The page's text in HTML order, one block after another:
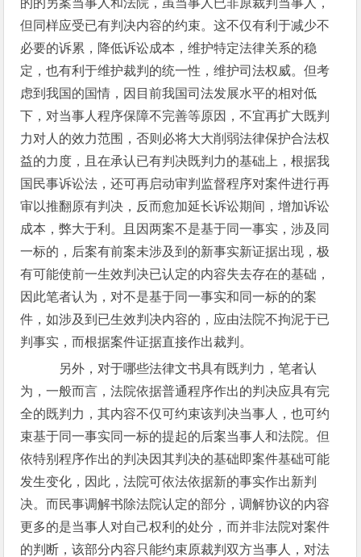
的的另案当事人和法院，虽当事人已非原裁判当事人，
但同样应受已有判决内容的约束。这不仅有利于减少不
必要的诉累，降低诉讼成本，维护特定法律关系的稳
定，也有利于维护裁判的统一性，维护司法权威。但考
虑到我国的国情，因目前我国司法发展水平的相对低
下，对当事人程序保障不完善等原因，不宜再扩大既判
力对人的效力范围，否则必将大大削弱法律保护合法权
益的力度，且在承认已有判决既判力的基础上，根据我
国民事诉讼法，还可再启动审判监督程序对案件进行再
审以推翻原有判决，反而愈加延长诉讼期间，增加诉讼
成本，弊大于利。且因两案不是基于同一事实，涉及同
一标的，后案有前案未涉及到的新事实新证据出现，极
有可能使前一生效判决已认定的内容失去存在的基础，
因此笔者认为，对不是基于同一事实和同一标的的案
件，如涉及到已生效判决内容的，应由法院不拘泥于已
判事实，而根据案件证据直接作出裁判。
另外，对于哪些法律文书具有既判力，笔者认
为，一般而言，法院依据普通程序作出的判决应具有完
全的既判力，其内容不仅可约束该判决当事人，也可约
束基于同一事实同一标的提起的后案当事人和法院。但
依特别程序作出的判决因其判决的基础即案件基础可能
发生变化，因此，法院可依法依据新的事实作出新判
决。而民事调解书除法院认定的部分，调解协议的内容
更多的是当事人对自己权利的处分，而并非法院对案件
的判断，该部分内容只能约束原裁判双方当事人，对法